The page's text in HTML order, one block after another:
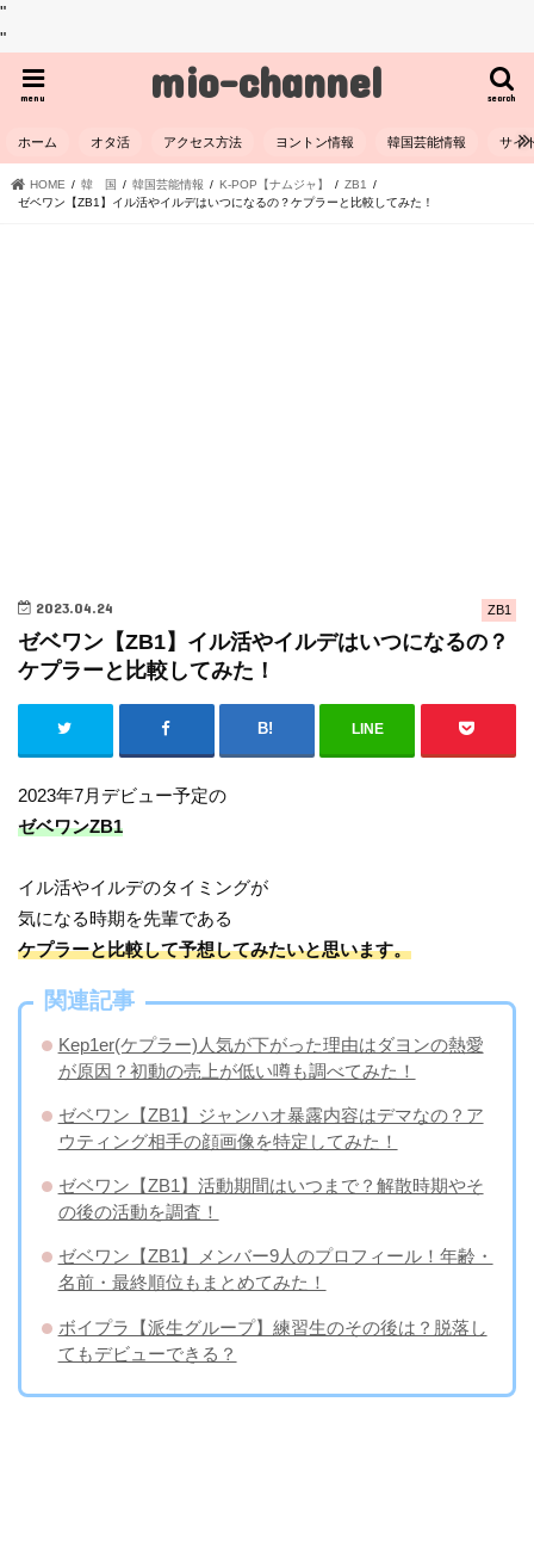
"
"
mio-channel search
menu
ホーム オタ活 アクセス方法 ヨントン情報 韓国芸能情報 サイ
HOME 韓 国 韓国芸能情報 K-POP【ナムジャ】
ZB1
ゼベワン【ZB1】イル活やイルデはいつになるの？ケプラーと比較してみた！
ZB1
2023.04.24
ゼベワン【ZB1】イル活やイルデはいつになるの？
ケプラーと比較してみた！
LINE
2023年7月デビュー予定の
ゼベワンZB1
イル活やイルデのタイミングが
気になる時期を先輩である
ケプラーと比較して予想してみたいと思います。
関連記事
Kep1er(ケプラー)人気が下がった理由はダヨンの熱愛
が原因？初動の売上が低い噂も調べてみた！
ゼベワン【ZB1】ジャンハオ暴露内容はデマなの？ア
ウティング相手の顔画像を特定してみた！
ゼベワン【ZB1】活動期間はいつまで？解散時期やそ
の後の活動を調査！
ゼベワン【ZB1】メンバー9人のプロフィール！年齢・
名前・最終順位もまとめてみた！
ボイプラ【派生グループ】練習生のその後は？脱落し
てもデビューできる？